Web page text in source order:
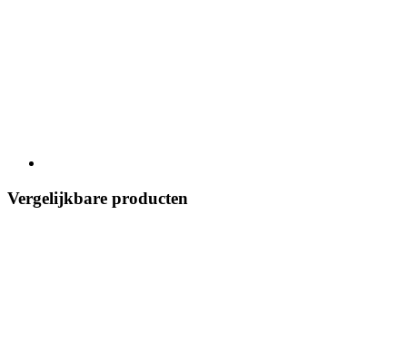
Vergelijkbare producten